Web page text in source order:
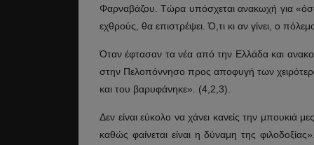
Φαρναβάζου. Τώρα υπόσχεται ανακωχή για
εχθρούς, θα επιστρέψει. Ό,τι κι αν γίνει, ο
Όταν έφτασαν τα νέα από την Ελλάδα και
στην Πελοπόννησο προς αποφυγή των
και του βαρυφάνηκε». (4,2,3).
Δεν είναι εύκολο να χάνει κανείς την μπουκιά
καθώς φαίνεται είναι η δύναμη της